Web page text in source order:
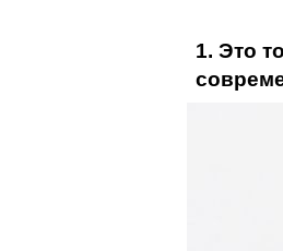
1. Это